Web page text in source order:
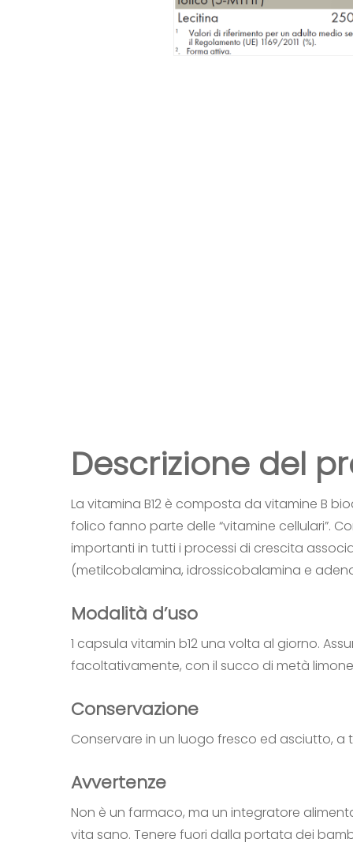
Descrizione del
La vitamina B12 è composta da vitamine B
folico fanno parte delle “vitamine cellulari”.
importanti in tutti i processi di crescita
(metilcobalamina, idrossicobalamina e
Modalità d’uso
1 capsula vitamin b12 una volta al giorno.
facoltativamente, con il succo di metà
Conservazione
Conservare in un luogo fresco ed asciutto,
Avvertenze
Non è un farmaco, ma un integratore
vita sano. Tenere fuori dalla portata dei